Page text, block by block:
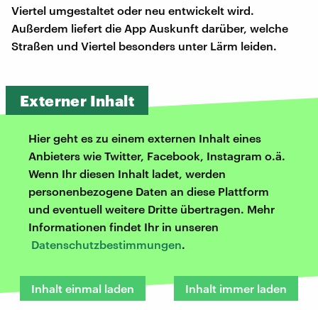
Viertel umgestaltet oder neu entwickelt wird.
Außerdem liefert die App Auskunft darüber, welche
Straßen und Viertel besonders unter Lärm leiden.
Externer Inhalt
Hier geht es zu einem externen Inhalt eines
Anbieters wie Twitter, Facebook, Instagram o.ä.
Wenn Ihr diesen Inhalt ladet, werden
personenbezogene Daten an diese Plattform
und eventuell weitere Dritte übertragen. Mehr
Informationen findet Ihr in unseren
Datenschutzbestimmungen.
Inhalt einmal laden Inhalt immer laden